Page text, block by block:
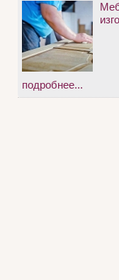
подробнее...